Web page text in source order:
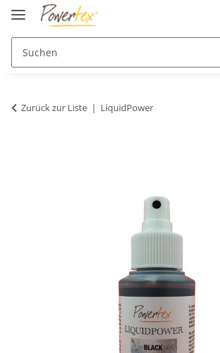
Zurück zur Liste LiquidPower